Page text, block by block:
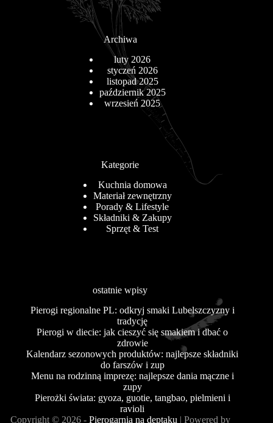
Archiwa
luty 2026
styczeń 2026
listopad 2025
październik 2025
wrzesień 2025
Kategorie
Kuchnia domowa
Materiał zewnętrzny
Porady & Lifestyle
Składniki & Zakupy
Sprzęt & Test
ostatnie wpisy
Pierogi regionalne PL: odkryj smaki Lubelszczyzny i
tradycję
Pierogi w diecie: jak cieszyć się smakiem i dbać o
zdrowie
Kalendarz sezonowych produktów: najlepsze składniki
do farszów i zup
Menu na rodzinną imprezę: najlepsze dania mączne i
zupy
Pierożki świata: gyoza, guotie, tangbao, pielmieni i
ravioli
Copyright © 2026 - Pierogarnia na deptaku | Powered by